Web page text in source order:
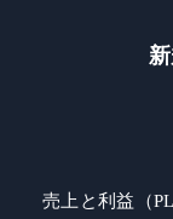
売上と利益（